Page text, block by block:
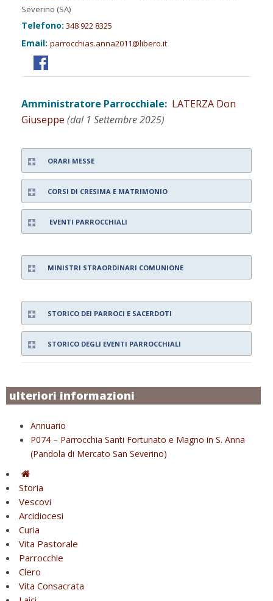
Severino (SA)
Telefono: 348 922 8325
Email: parrocchias.anna2011@libero.it
Amministratore Parrocchiale: LATERZA Don
Giuseppe (dal 1 Settembre 2025)
ORARI MESSE
CORSI DI CRESIMA E MATRIMONIO
EVENTI PARROCCHIALI
MINISTRI STRAORDINARI COMUNIONE
STORICO DEI PARROCI E SACERDOTI
STORICO DEGLI EVENTI PARROCCHIALI
ulteriori informazioni
Annuario
P074 – Parrocchia Santi Fortunato e Magno in S. Anna
(Pandola di Mercato San Severino)
Storia
Vescovi
Arcidiocesi
Curia
Vita Pastorale
Parrocchie
Clero
Vita Consacrata